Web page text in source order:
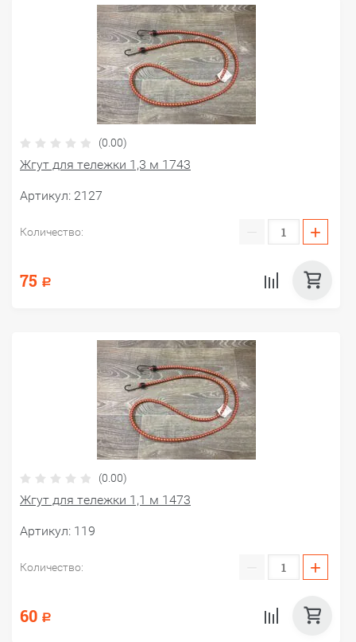
(0.00)
Жгут для тележки 1,3 м 1743
Артикул: 2127
Количество: +
75 Р
(0.00)
Жгут для тележки 1,1 м 1473
Артикул: 119
Количество: +
60 Р